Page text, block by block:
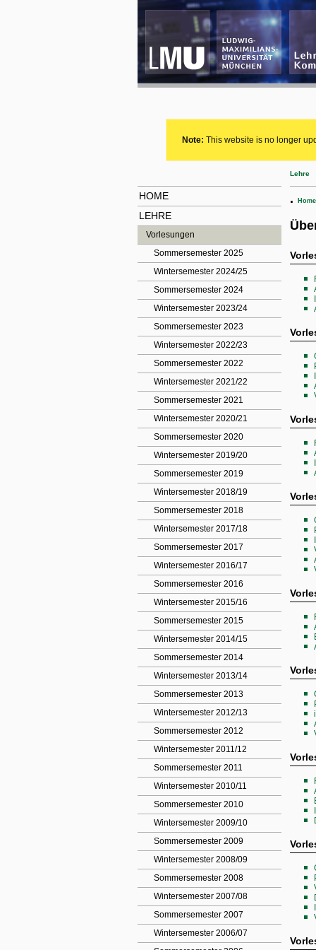
Note: This website is no longer
HOME
LEHRE
Vorlesungen
Sommersemester 2025
Wintersemester 2024/25
Sommersemester 2024
Wintersemester 2023/24
Sommersemester 2023
Wintersemester 2022/23
Sommersemester 2022
Wintersemester 2021/22
Sommersemester 2021
Wintersemester 2020/21
Sommersemester 2020
Wintersemester 2019/20
Sommersemester 2019
Wintersemester 2018/19
Sommersemester 2018
Wintersemester 2017/18
Sommersemester 2017
Wintersemester 2016/17
Sommersemester 2016
Wintersemester 2015/16
Sommersemester 2015
Wintersemester 2014/15
Sommersemester 2014
Wintersemester 2013/14
Sommersemester 2013
Wintersemester 2012/13
Sommersemester 2012
Wintersemester 2011/12
Sommersemester 2011
Wintersemester 2010/11
Sommersemester 2010
Wintersemester 2009/10
Sommersemester 2009
Wintersemester 2008/09
Sommersemester 2008
Wintersemester 2007/08
Sommersemester 2007
Wintersemester 2006/07
Lehre
. Home